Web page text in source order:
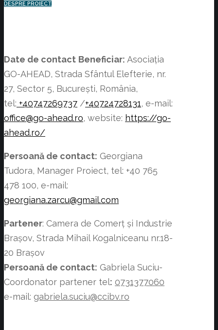
DESPRE PROIECT
Date de contact Beneficiar: Asociația
GO-AHEAD, Strada Sfântul Elefterie, nr.
27, Sector 5, București, România,
tel: +40747269737 /+40724728131, e-mail:
office@go-ahead.ro, website: https://go-
ahead.ro/
Persoană de contact: Georgiana
Tudora, Manager Proiect, tel: +40 765
478 100, e-mail:
georgiana.zarcu@gmail.com
Partener: Camera de Comerț și Industrie
Brașov, Strada Mihail Kogalniceanu nr.18-
20 Brașov
Persoană de contact: Gabriela Suciu-
Coordonator partener tel: 0731377060
e-mail: gabriela.suciu@ccibv.ro